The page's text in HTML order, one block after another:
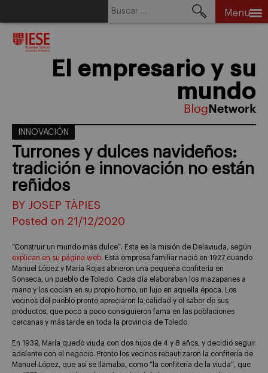
Menu
El empresario y su
mundo
INNOVACIÓN
Turrones y dulces navideños:
tradición e innovación no están
reñidos
BY JOSEP TÀPIES
Posted on 21/12/2020
“Construir un mundo más dulce”. Esta es la misión de Delaviuda, según
explican en su página web. Esta empresa familiar nació en 1927 cuando
Manuel López y María Rojas abrieron una pequeña confitería en
Sonseca, un pueblo de Toledo. Cada día elaboraban los mazapanes a
mano y los cocían en su propio horno, un lujo en aquella época. Los
vecinos del pueblo pronto apreciaron la calidad y el sabor de sus
productos, que poco a poco consiguieron fama en las poblaciones
cercanas y más tarde en toda la provincia de Toledo.
En 1939, María quedó viuda con dos hijos de 4 y 8 años, y decidió seguir
adelante con el negocio. Pronto los vecinos rebautizaron la confitería de
Manuel López, que así se llamaba, como “la confitería de la viuda”, que